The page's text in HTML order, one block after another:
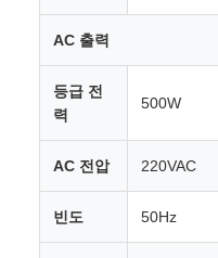
AC 출력
등급 전
력
500W
AC 전압 220VAC
빈도 50Hz